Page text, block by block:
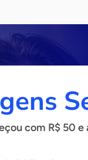
com R$ 50 e